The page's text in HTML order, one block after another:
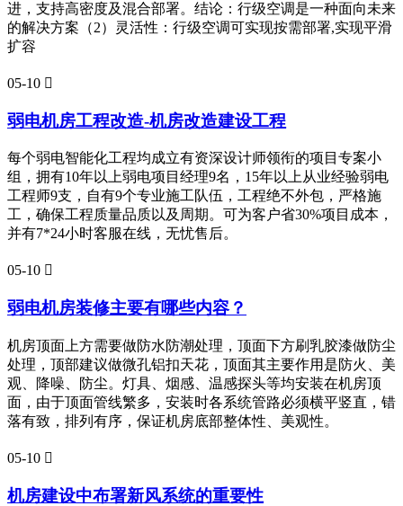
进，支持高密度及混合部署。结论：行级空调是一种面向未来
的解决方案（2）灵活性：行级空调可实现按需部署,实现平滑
扩容
05-10 
弱电机房工程改造-机房改造建设工程
每个弱电智能化工程均成立有资深设计师领衔的项目专案小
组，拥有10年以上弱电项目经理9名，15年以上从业经验弱电
工程师9支，自有9个专业施工队伍，工程绝不外包，严格施
工，确保工程质量品质以及周期。可为客户省30%项目成本，
并有7*24小时客服在线，无忧售后。
05-10 
弱电机房装修主要有哪些内容？
机房顶面上方需要做防水防潮处理，顶面下方刷乳胶漆做防尘
处理，顶部建议做微孔铝扣天花，顶面其主要作用是防火、美
观、降噪、防尘。灯具、烟感、温感探头等均安装在机房顶
面，由于顶面管线繁多，安装时各系统管路必须横平竖直，错
落有致，排列有序，保证机房底部整体性、美观性。
05-10 
机房建设中布署新风系统的重要性